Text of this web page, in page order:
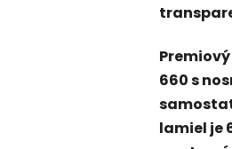
Premiový
660 s
lamiel je